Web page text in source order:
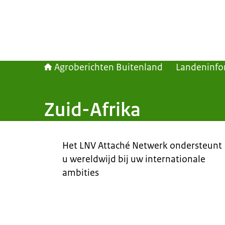
Agroberichten Buitenland
Zuid-Afrika
Het LNV Attaché Netwerk ondersteunt
u wereldwijd bij uw internationale
ambities